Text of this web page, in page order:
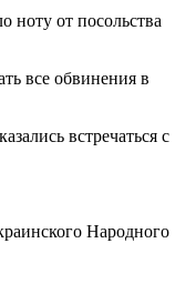
ноту от посольства
все обвинения в
встречаться с
Народного